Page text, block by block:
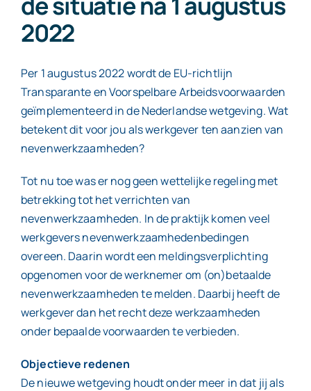
2022
Per 1 augustus 2022 wordt de EU-richtlijn
Transparante en Voorspelbare Arbeidsvoorwaarden
geïmplementeerd in de Nederlandse wetgeving. Wat
betekent dit voor jou als werkgever ten aanzien van
nevenwerkzaamheden?
Tot nu toe was er nog geen wettelijke regeling met
betrekking tot het verrichten van
nevenwerkzaamheden. In de praktijk komen veel
werkgevers nevenwerkzaamhedenbedingen
overeen. Daarin wordt een meldingsverplichting
opgenomen voor de werknemer om (on)betaalde
nevenwerkzaamheden te melden. Daarbij heeft de
werkgever dan het recht deze werkzaamheden
onder bepaalde voorwaarden te verbieden.
Objectieve redenen
De nieuwe wetgeving houdt onder meer in dat jij als